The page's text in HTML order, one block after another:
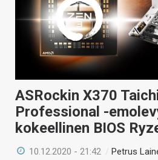
KAUPPA
VAIHDA TEEMA
HAKU
ASRockin X370
Professional -
kokeellinen BIOS
10.12.2020 - 21:42 /Petrus